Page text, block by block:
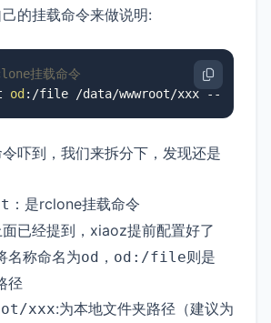
的挂载命令来做说明:
挂载命令
od :/file /data/wwwroot/xxx --allow-
吓到，我们来拆分下，发现还是
：是rclone挂载命令
面已经提到，xiaoz提前配置好了
名称命名为od ， od:/file则是
径
xxx:为本地文件夹路径（建议为